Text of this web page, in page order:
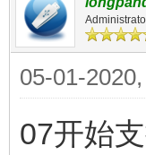
05-01-
07开始